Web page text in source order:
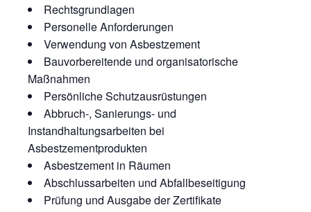
Rechtsgrundlagen
Personelle Anforderungen
Verwendung von Asbestzement
Bauvorbereitende und organisatorische
Maßnahmen
Persönliche Schutzausrüstungen
Abbruch-, Sanierungs- und
Instandhaltungsarbeiten bei
Asbestzementprodukten
Asbestzement in Räumen
Abschlussarbeiten und Abfallbeseitigung
Prüfung und Ausgabe der Zertifikate